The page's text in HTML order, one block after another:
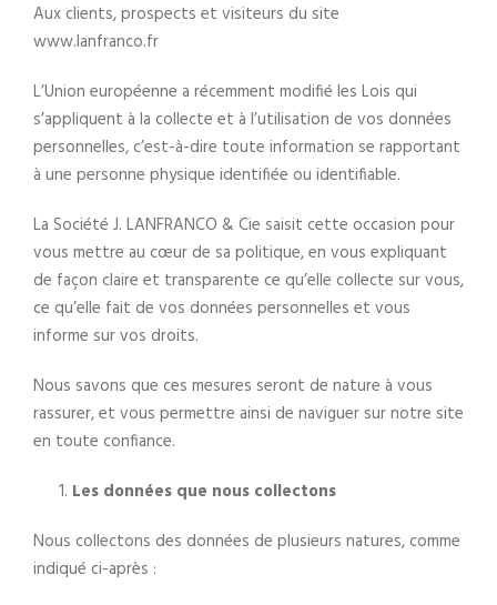
Aux clients, prospects et visiteurs du site
www.lanfranco.fr
L’Union européenne a récemment modifié les Lois qui
s’appliquent à la collecte et à l’utilisation de vos données
personnelles, c’est-à-dire toute information se rapportant
à une personne physique identifiée ou identifiable.
La Société J. LANFRANCO & Cie saisit cette occasion pour
vous mettre au cœur de sa politique, en vous expliquant
de façon claire et transparente ce qu’elle collecte sur vous,
ce qu’elle fait de vos données personnelles et vous
informe sur vos droits.
Nous savons que ces mesures seront de nature à vous
rassurer, et vous permettre ainsi de naviguer sur notre site
en toute confiance.
Les données que nous collectons
Nous collectons des données de plusieurs natures, comme
indiqué ci-après :